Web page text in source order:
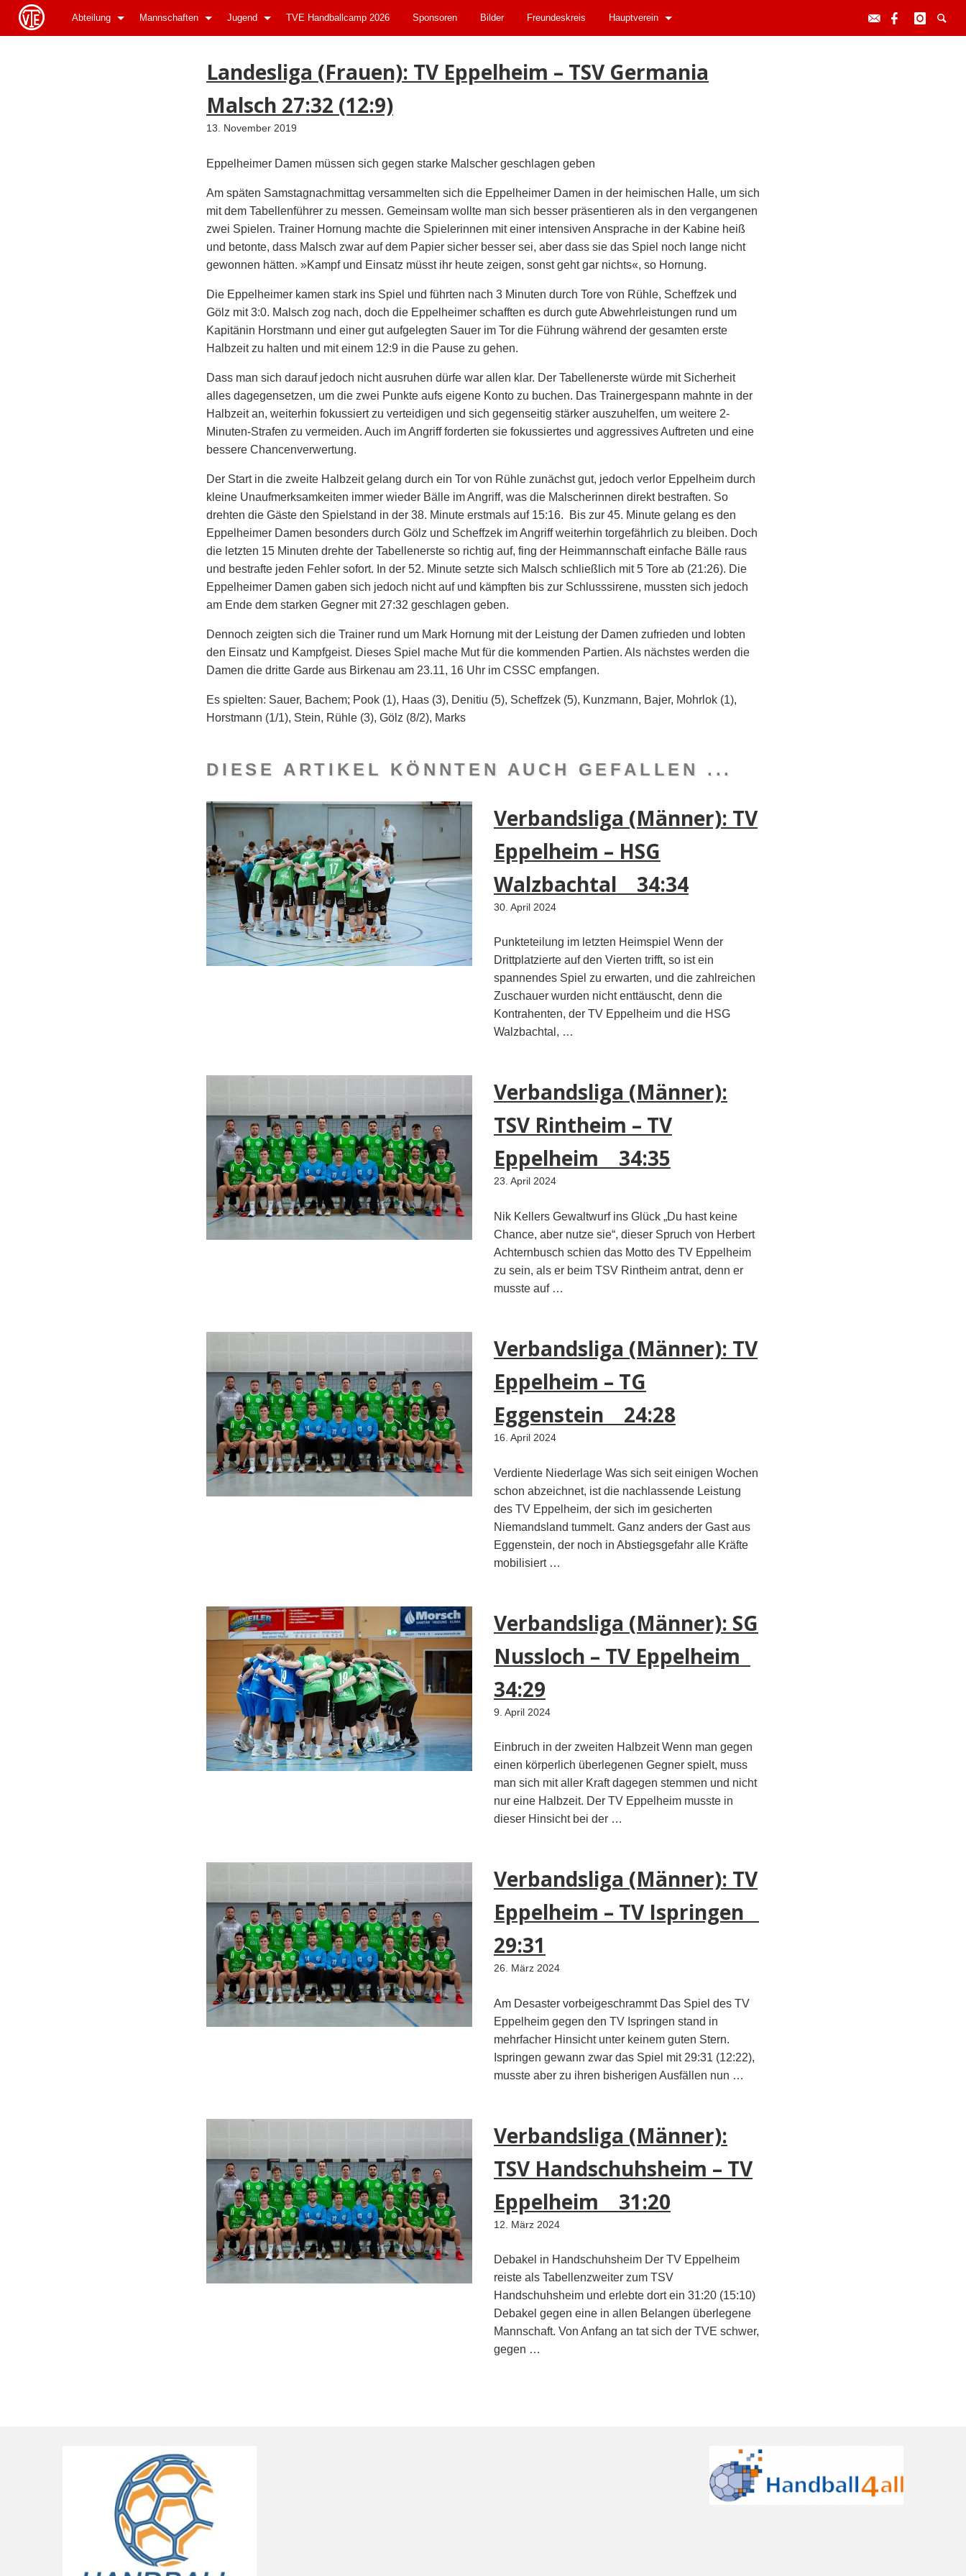
Abteilung Mannschaften Jugend TVE Handballcamp 2026 Sponsoren Bilder Freundeskreis Hauptverein
Landesliga (Frauen): TV Eppelheim – TSV Germania
Malsch 27:32 (12:9)
13. November 2019
Eppelheimer Damen müssen sich gegen starke Malscher geschlagen geben
Am späten Samstagnachmittag versammelten sich die Eppelheimer Damen in der heimischen Halle, um sich
mit dem Tabellenführer zu messen. Gemeinsam wollte man sich besser präsentieren als in den vergangenen
zwei Spielen. Trainer Hornung machte die Spielerinnen mit einer intensiven Ansprache in der Kabine heiß
und betonte, dass Malsch zwar auf dem Papier sicher besser sei, aber dass sie das Spiel noch lange nicht
gewonnen hätten. »Kampf und Einsatz müsst ihr heute zeigen, sonst geht gar nichts«, so Hornung.
Die Eppelheimer kamen stark ins Spiel und führten nach 3 Minuten durch Tore von Rühle, Scheffzek und
Gölz mit 3:0. Malsch zog nach, doch die Eppelheimer schafften es durch gute Abwehrleistungen rund um
Kapitänin Horstmann und einer gut aufgelegten Sauer im Tor die Führung während der gesamten erste
Halbzeit zu halten und mit einem 12:9 in die Pause zu gehen.
Dass man sich darauf jedoch nicht ausruhen dürfe war allen klar. Der Tabellenerste würde mit Sicherheit
alles dagegensetzen, um die zwei Punkte aufs eigene Konto zu buchen. Das Trainergespann mahnte in der
Halbzeit an, weiterhin fokussiert zu verteidigen und sich gegenseitig stärker auszuhelfen, um weitere 2-
Minuten-Strafen zu vermeiden. Auch im Angriff forderten sie fokussiertes und aggressives Auftreten und eine
bessere Chancenverwertung.
Der Start in die zweite Halbzeit gelang durch ein Tor von Rühle zunächst gut, jedoch verlor Eppelheim durch
kleine Unaufmerksamkeiten immer wieder Bälle im Angriff, was die Malscherinnen direkt bestraften. So
drehten die Gäste den Spielstand in der 38. Minute erstmals auf 15:16. Bis zur 45. Minute gelang es den
Eppelheimer Damen besonders durch Gölz und Scheffzek im Angriff weiterhin torgefährlich zu bleiben. Doch
die letzten 15 Minuten drehte der Tabellenerste so richtig auf, fing der Heimmannschaft einfache Bälle raus
und bestrafte jeden Fehler sofort. In der 52. Minute setzte sich Malsch schließlich mit 5 Tore ab (21:26). Die
Eppelheimer Damen gaben sich jedoch nicht auf und kämpften bis zur Schlusssirene, mussten sich jedoch
am Ende dem starken Gegner mit 27:32 geschlagen geben.
Dennoch zeigten sich die Trainer rund um Mark Hornung mit der Leistung der Damen zufrieden und lobten
den Einsatz und Kampfgeist. Dieses Spiel mache Mut für die kommenden Partien. Als nächstes werden die
Damen die dritte Garde aus Birkenau am 23.11, 16 Uhr im CSSC empfangen.
Es spielten: Sauer, Bachem; Pook (1), Haas (3), Denitiu (5), Scheffzek (5), Kunzmann, Bajer, Mohrlok (1),
Horstmann (1/1), Stein, Rühle (3), Gölz (8/2), Marks
DIESE ARTIKEL KÖNNTEN AUCH GEFALLEN ...
Verbandsliga (Männer): TV
Eppelheim – HSG
Walzbachtal 34:34
30. April 2024
Punkteteilung im letzten Heimspiel Wenn der
Drittplatzierte auf den Vierten trifft, so ist ein
spannendes Spiel zu erwarten, und die zahlreichen
Zuschauer wurden nicht enttäuscht, denn die
Kontrahenten, der TV Eppelheim und die HSG
Walzbachtal, …
Verbandsliga (Männer):
TSV Rintheim – TV
Eppelheim 34:35
23. April 2024
Nik Kellers Gewaltwurf ins Glück „Du hast keine
Chance, aber nutze sie“, dieser Spruch von Herbert
Achternbusch schien das Motto des TV Eppelheim
zu sein, als er beim TSV Rintheim antrat, denn er
musste auf …
Verbandsliga (Männer): TV
Eppelheim – TG
Eggenstein 24:28
16. April 2024
Verdiente Niederlage Was sich seit einigen Wochen
schon abzeichnet, ist die nachlassende Leistung
des TV Eppelheim, der sich im gesicherten
Niemandsland tummelt. Ganz anders der Gast aus
Eggenstein, der noch in Abstiegsgefahr alle Kräfte
mobilisiert …
Verbandsliga (Männer): SG
Nussloch – TV Eppelheim
34:29
9. April 2024
Einbruch in der zweiten Halbzeit Wenn man gegen
einen körperlich überlegenen Gegner spielt, muss
man sich mit aller Kraft dagegen stemmen und nicht
nur eine Halbzeit. Der TV Eppelheim musste in
dieser Hinsicht bei der …
Verbandsliga (Männer): TV
Eppelheim – TV Ispringen
29:31
26. März 2024
Am Desaster vorbeigeschrammt Das Spiel des TV
Eppelheim gegen den TV Ispringen stand in
mehrfacher Hinsicht unter keinem guten Stern.
Ispringen gewann zwar das Spiel mit 29:31 (12:22),
musste aber zu ihren bisherigen Ausfällen nun …
Verbandsliga (Männer):
TSV Handschuhsheim – TV
Eppelheim 31:20
12. März 2024
Debakel in Handschuhsheim Der TV Eppelheim
reiste als Tabellenzweiter zum TSV
Handschuhsheim und erlebte dort ein 31:20 (15:10)
Debakel gegen eine in allen Belangen überlegene
Mannschaft. Von Anfang an tat sich der TVE schwer,
gegen …